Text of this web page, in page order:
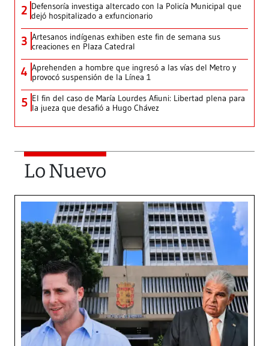
2 Defensoría investiga altercado con la Policía Municipal que
dejó hospitalizado a exfuncionario
3 Artesanos indígenas exhiben este fin de semana sus
creaciones en Plaza Catedral
4 Aprehenden a hombre que ingresó a las vías del Metro y
provocó suspensión de la Línea 1
5 El fin del caso de María Lourdes Afiuni: Libertad plena para
la jueza que desafió a Hugo Chávez
Lo Nuevo